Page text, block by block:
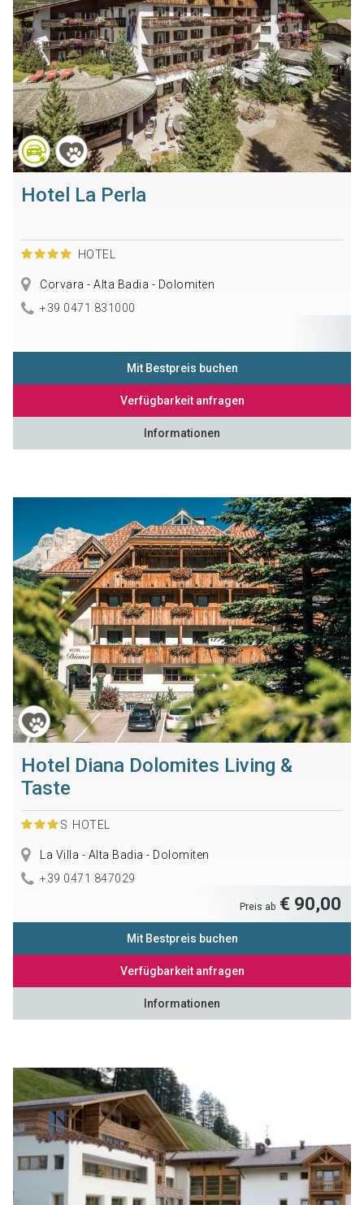
Hotel La Perla
HOTEL
Corvara - Alta Badia - Dolomiten
+39 0471 831000
Mit Bestpreis buchen
Verfügbarkeit anfragen
Informationen
Hotel Diana Dolomites Living &
Taste
S HOTEL
La Villa - Alta Badia - Dolomiten
+39 0471 847029
Preis ab € 90,00
Mit Bestpreis buchen
Verfügbarkeit anfragen
Informationen